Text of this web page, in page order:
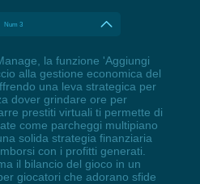
Num 3
la funzione 'Aggiungi
alla gestione economica del
una leva strategica per
dover grindare ore per
prestiti virtuali ti permette di
come parcheggi multipiano
solida strategia finanziaria
con i profitti generati.
il bilancio del gioco in un
giocatori che adorano sfide